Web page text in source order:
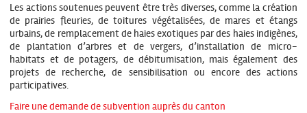
Les actions soutenues peuvent être très diverses, comme la création
de prairies fleuries, de toitures végétalisées, de mares et étangs
urbains, de remplacement de haies exotiques par des haies indigènes,
de plantation d’arbres et de vergers, d’installation de micro-
habitats et de potagers, de débitumisation, mais également des
projets de recherche, de sensibilisation ou encore des actions
participatives.
Faire une demande de subvention auprès du canton